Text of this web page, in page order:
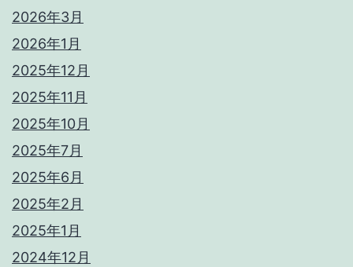
2026年3月
2026年1月
2025年12月
2025年11月
2025年10月
2025年7月
2025年6月
2025年2月
2025年1月
2024年12月